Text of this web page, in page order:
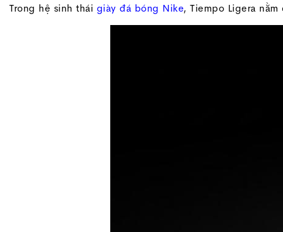
Trong hệ sinh thái giày đá bóng Nike, Tiempo Ligera